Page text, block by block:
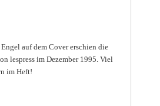
auf dem Cover erschien die
lespress im Dezember 1995. Viel
im Heft!